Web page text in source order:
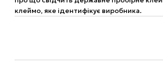
клеймо, яке ідентифікує виробника.